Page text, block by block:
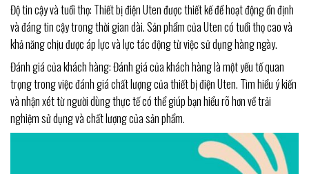
Độ tin cậy và tuổi thọ: Thiết bị điện Uten được thiết kế để hoạt động ổn định
và đáng tin cậy trong thời gian dài. Sản phẩm của Uten có tuổi thọ cao và
khả năng chịu được áp lực và lực tác động từ việc sử dụng hàng ngày.
Đánh giá của khách hàng: Đánh giá của khách hàng là một yếu tố quan
trọng trong việc đánh giá chất lượng của thiết bị điện Uten. Tìm hiểu ý kiến
và nhận xét từ người dùng thực tế có thể giúp bạn hiểu rõ hơn về trải
nghiệm sử dụng và chất lượng của sản phẩm.